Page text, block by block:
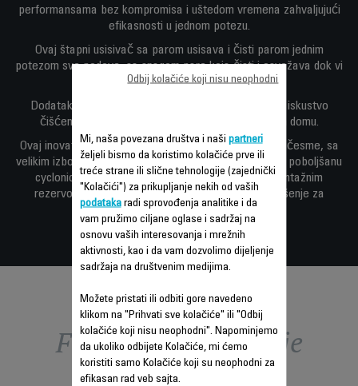
performansama bez kompromisa i uštedom vremena zahvaljujući
efikasnosti u jednom potezu.
Ovaj štapni usisivač sa parom usisava i čisti parom jednim
potezom sve podove, sa snagom pare koja čisti i osvežava dok vi
usisavate.
Dodatak u vidu difuzera esencijalnih ulja poboljšava iskustvo
čišćenja sa prednostima dobrog osećaja u vašem domu.
Ovaj inovativni uređaj stvara paru samo sa vodom sa česme, sa
velikim izborom poboljšanih karakteristika - uključujući poboljšanu
cyclonic tehnologiju za dugotrajne rezultate i demontažnim
rezervoarom za vodu za lakše dolivanje, nudeći rešenje za
čišćenje u jednom potezu.
Funkcije – poređenje
Mi, naša povezana društva i naši partneri
željeli bismo da koristimo kolačiće prve ili
treće strane ili slične tehnologije (zajednički
"Kolačići") za prikupljanje nekih od vaših
podatakaradi sprovođenja analitike i da
vam pružimo ciljane oglase i sadržaj na
osnovu vaših interesovanja i mrežnih
aktivnosti, kao i da vam dozvolimo dijeljenje
sadržaja na društvenim medijima.
Možete pristati ili odbiti gore navedeno
klikom na "Prihvati sve kolačiće" ili "Odbij
kolačiće koji nisu neophodni". Napominjemo
da ukoliko odbijete Kolačiće, mi ćemo
koristiti samo Kolačiće koji su neophodni za
efikasan rad veb sajta.
Odbij kolačiće koji nisu neophodni